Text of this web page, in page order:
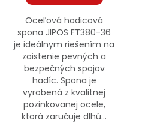
Oceľová hadicová
spona JIPOS FT380-36
je ideálnym riešením na
zaistenie pevných a
bezpečných spojov
hadíc. Spona je
vyrobená z kvalitnej
pozinkovanej ocele,
ktorá zaručuje dlhú...